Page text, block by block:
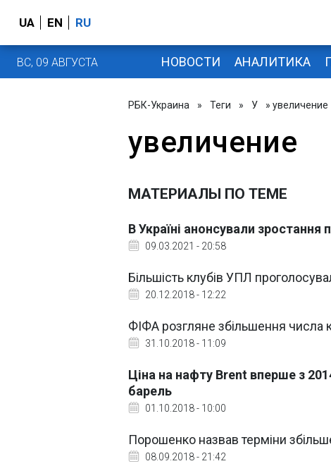
UA EN RU
ВС, 09 АВГУСТА НОВОСТИ АНАЛИТИКА
РБК-Украина » Теги » У » увеличение
увеличение
МАТЕРИАЛЫ ПО ТЕМЕ
В Україні анонсували зростання
09.03.2021 - 20:58
Більшість клубів УПЛ
20.12.2018 - 12:22
ФІФА розгляне збільшення
31.10.2018 - 11:09
Ціна на нафту Brent вперше з
барель
01.10.2018 - 10:00
Порошенко назвав терміни
08.09.2018 - 21:42